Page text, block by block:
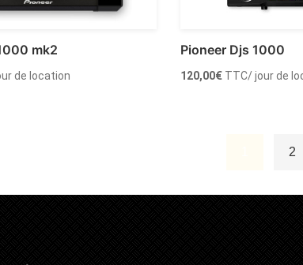
mk2
de location
Pioneer Djs 1000
120,00€ TTC/ jour de
Ajouter au panier
2